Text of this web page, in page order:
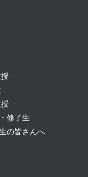
修了生
の皆さんへ